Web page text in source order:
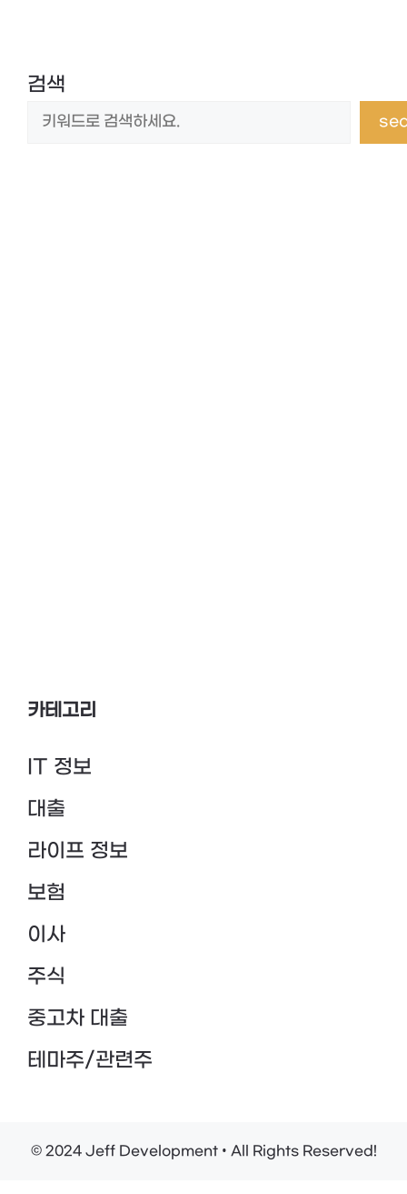
검색
카테고리
IT 정보
대출
라이프 정보
보험
이사
주식
중고차 대출
테마주/관련주
© 2024 Jeff Development • All Rights Reserved!